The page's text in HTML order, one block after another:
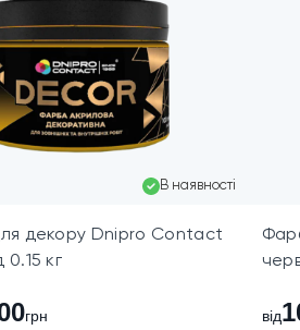
В наявності
декору Dnipro Contact
кг
грн від